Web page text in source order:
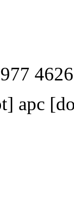
apc